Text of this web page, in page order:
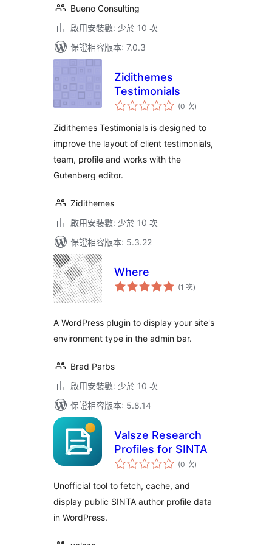
Bueno Consulting
啟用安裝數: 少於 10 次
保證相容版本: 7.0.3
Zidithemes
Testimonials
(0 次評
分
數
)
Zidithemes Testimonials is designed to
improve the layout of client testimonials,
team, profile and works with the
Gutenberg editor.
Zidithemes
啟用安裝數: 少於 10 次
保證相容版本: 5.3.22
Where
(1 次評
分)
A WordPress plugin to display your site's
environment type in the admin bar.
Brad Parbs
啟用安裝數: 少於 10 次
保證相容版本: 5.8.14
Valsze Research
Profiles for SINTA
(0 次評
分)
Unofficial tool to fetch, cache, and
display public SINTA author profile data
in WordPress.